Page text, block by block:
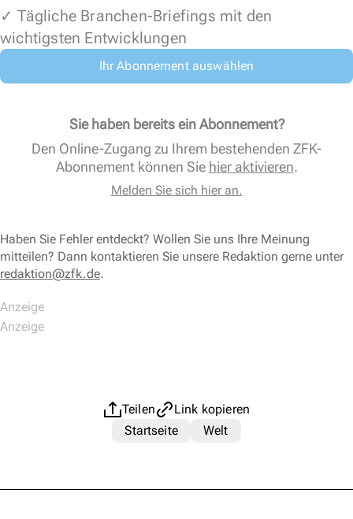
✓ Tägliche Branchen-Briefings mit den
wichtigsten Entwicklungen
Ihr Abonnement auswählen
Sie haben bereits ein Abonnement?
Den Online-Zugang zu Ihrem bestehenden ZFK-
Abonnement können Sie hier aktivieren.
Melden Sie sich hier an.
Haben Sie Fehler entdeckt? Wollen Sie uns Ihre Meinung
mitteilen? Dann kontaktieren Sie unsere Redaktion gerne unter
redaktion@zfk.de.
Teilen
Link kopieren
Startseite
Welt